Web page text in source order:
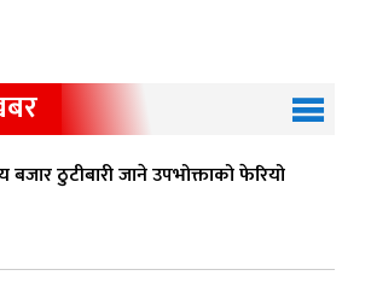
बजार ठुटीबारी जाने उपभोक्ताको फेरियो